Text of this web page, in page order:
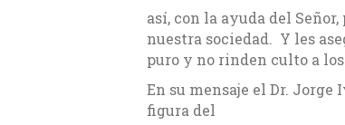
así, con la ayuda del
nuestra sociedad. Y les
puro y no rinden culto a
En su mensaje el Dr.
figura del